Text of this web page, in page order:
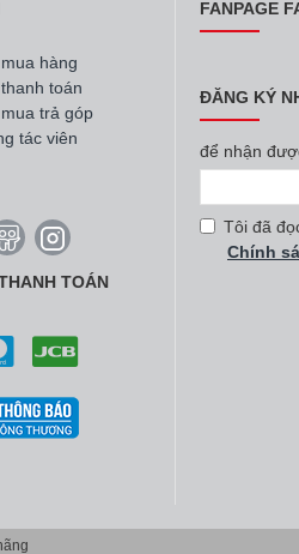
Tủ lạnh Electrolux Inverter
ETB3440K-H 312 lít
8.390.000đ
Giá tại